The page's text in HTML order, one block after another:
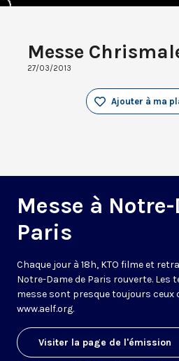
Messe
27/03/2013
Ajouter à ma
Messe à
Paris
Chaque jour à 18h, KTO filme et
Notre-Dame de Paris rouverte. Les
messe sont presque toujours ceux
www.aelf.org.
Visiter la page de l'émission